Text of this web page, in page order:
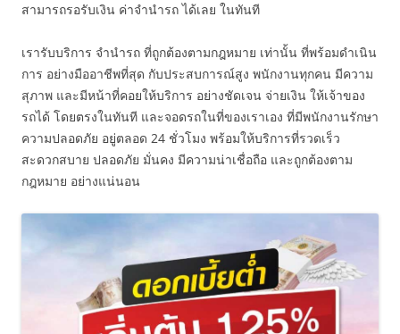
สามารถรอรับเงิน ค่าจำนำรถ ได้เลย ในทันที
เรารับบริการ จำนำรถ ที่ถูกต้องตามกฎหมาย เท่านั้น ที่พร้อมดำเนิน
การ อย่างมืออาชีพที่สุด กับประสบการณ์สูง พนักงานทุกคน มีความ
สุภาพ และมีหน้าที่คอยให้บริการ อย่างชัดเจน จ่ายเงิน ให้เจ้าของ
รถได้ โดยตรงในทันที และจอดรถในที่ของเราเอง ที่มีพนักงานรักษา
ความปลอดภัย อยู่ตลอด 24 ชั่วโมง พร้อมให้บริการที่รวดเร็ว
สะดวกสบาย ปลอดภัย มั่นคง มีความน่าเชื่อถือ และถูกต้องตาม
กฎหมาย อย่างแน่นอน